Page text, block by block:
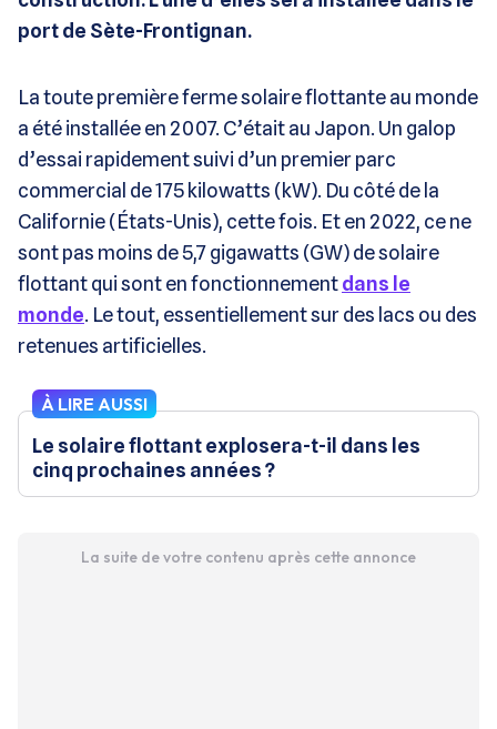
port de Sète-Frontignan.
La toute première ferme solaire flottante au monde
a été installée en 2007. C’était au Japon. Un galop
d’essai rapidement suivi d’un premier parc
commercial de 175 kilowatts (kW). Du côté de la
Californie (États-Unis), cette fois. Et en 2022, ce ne
sont pas moins de 5,7 gigawatts (GW) de solaire
flottant qui sont en fonctionnementdans le
monde. Le tout, essentiellement sur des lacs ou des
retenues artificielles.
À LIRE AUSSI
Le solaire flottant explosera-t-il dans les
cinq prochaines années ?
La suite de votre contenu après cette annonce